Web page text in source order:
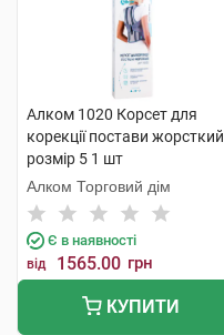
Алком 1020 Корсет для
корекції постави жорсткий
розмір 5 1 шт
Алком Торговий дім
Є в наявності
від 1565.00 грн
КУПИТИ